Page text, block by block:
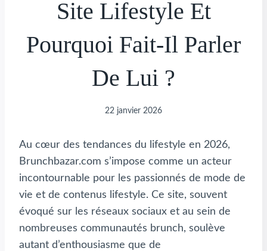
Site Lifestyle Et
Pourquoi Fait-Il Parler
De Lui ?
22 janvier 2026
Au cœur des tendances du lifestyle en 2026,
Brunchbazar.com s’impose comme un acteur
incontournable pour les passionnés de mode de
vie et de contenus lifestyle. Ce site, souvent
évoqué sur les réseaux sociaux et au sein de
nombreuses communautés brunch, soulève
autant d’enthousiasme que de